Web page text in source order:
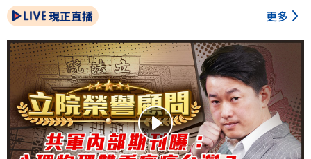
現正直播 更多